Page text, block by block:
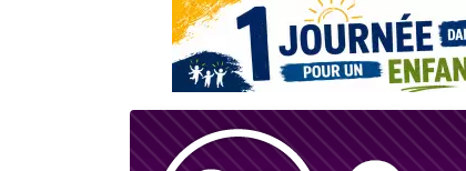
Odaya
2
13
12
30